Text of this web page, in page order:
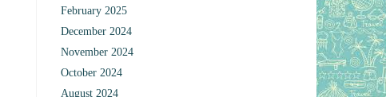
February 2025
December 2024
November 2024
October 2024
August 2024